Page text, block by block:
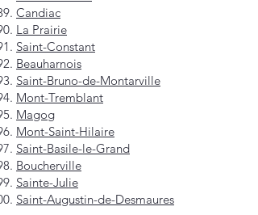
Candiac
La Prairie
Saint-Constant
Beauharnois
Saint-Bruno-de-Montarville
Mont-Tremblant
Magog
Mont-Saint-Hilaire
Saint-Basile-le-Grand
Boucherville
Sainte-Julie
Saint-Augustin-de-Desmaures